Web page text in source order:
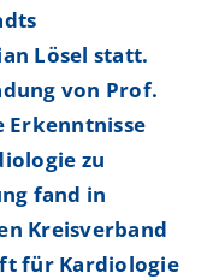
Lösel statt.
von Prof.
Erkenntnisse
zu
fand in
Kreisverband
für Kardiologie